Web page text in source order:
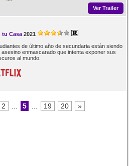
Ver Trailer
tu Casa 2021
de último año de secundaria están siendo
enmascarado que intenta exponer sus
al mundo.
2 5 19 20 »